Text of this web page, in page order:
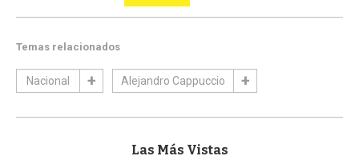
Temas relacionados
Nacional Alejandro Cappuccio
Las Más Vistas